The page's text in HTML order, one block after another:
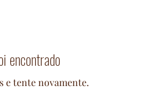
encontrado
e tente novamente.